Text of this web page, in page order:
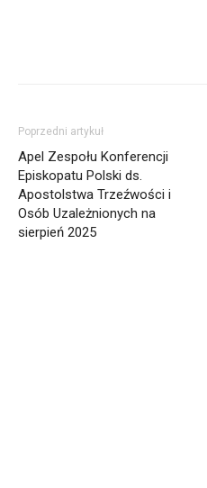
Poprzedni artykuł
Apel Zespołu Konferencji
Episkopatu Polski ds.
Apostolstwa Trzeźwości i
Osób Uzależnionych na
sierpień 2025